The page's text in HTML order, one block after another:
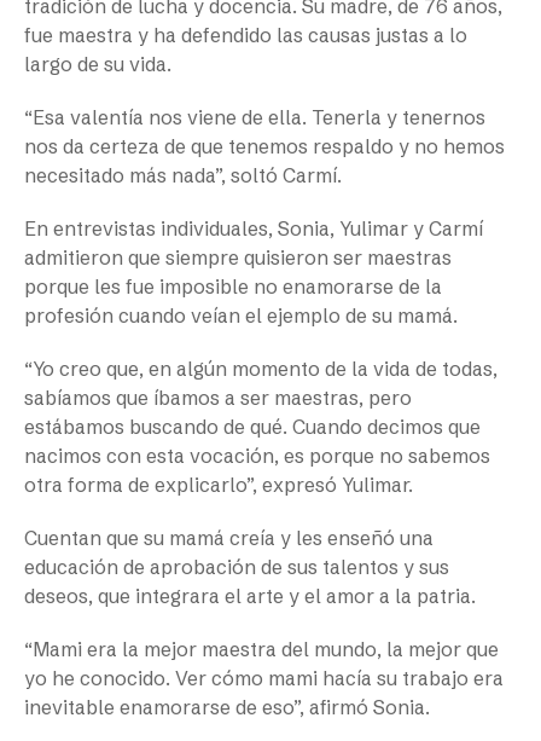
tradición de lucha y docencia. Su madre, de 76 años,
fue maestra y ha defendido las causas justas a lo
largo de su vida.
“Esa valentía nos viene de ella. Tenerla y tenernos
nos da certeza de que tenemos respaldo y no hemos
necesitado más nada”, soltó Carmí.
En entrevistas individuales, Sonia, Yulimar y Carmí
admitieron que siempre quisieron ser maestras
porque les fue imposible no enamorarse de la
profesión cuando veían el ejemplo de su mamá.
“Yo creo que, en algún momento de la vida de todas,
sabíamos que íbamos a ser maestras, pero
estábamos buscando de qué. Cuando decimos que
nacimos con esta vocación, es porque no sabemos
otra forma de explicarlo”, expresó Yulimar.
Cuentan que su mamá creía y les enseñó una
educación de aprobación de sus talentos y sus
deseos, que integrara el arte y el amor a la patria.
“Mami era la mejor maestra del mundo, la mejor que
yo he conocido. Ver cómo mami hacía su trabajo era
inevitable enamorarse de eso”, afirmó Sonia.